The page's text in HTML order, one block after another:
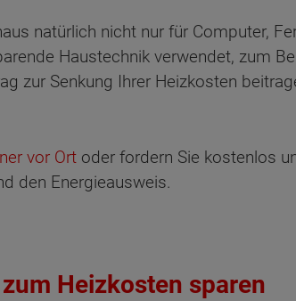
natürlich nicht nur für Computer,
Haustechnik verwendet, zum
zur Senkung Ihrer Heizkosten
vor Ort oder fordern Sie kostenlos
den Energieausweis.
Heizkosten sparen